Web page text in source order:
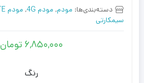
دسته‌بندی‌ها: مودم, مودم 4G , مودم TD-LTE
سیمکارتی
۶,۸۵۰,۰۰۰ تومان
رنگ